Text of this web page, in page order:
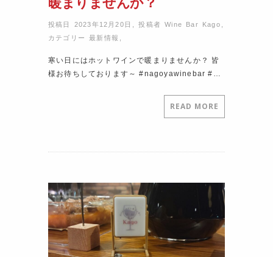
投稿日 2023年12月20日 ,投稿者Wine Bar Kago
カテゴリー最新情報
寒い日にはホットワインで暖まりませんか？ 皆
様お待ちしております～ #nagoyawinebar #…
READ MORE